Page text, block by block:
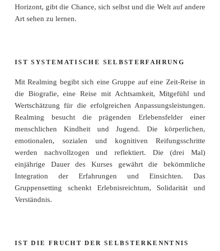
Horizont, gibt die Chance, sich selbst und die Welt auf andere
Art sehen zu lernen.
IST SYSTEMATISCHE SELBSTERFAHRUNG
Mit Realming begibt sich eine Gruppe auf eine Zeit-Reise in
die Biografie, eine Reise mit Achtsamkeit, Mitgefühl und
Wertschätzung für die erfolgreichen Anpassungsleistungen.
Realming besucht die prägenden Erlebensfelder einer
menschlichen Kindheit und Jugend. Die körperlichen,
emotionalen, sozialen und kognitiven Reifungsschritte
werden nachvollzogen und reflektiert. Die (drei Mal)
einjährige Dauer des Kurses gewährt die bekömmliche
Integration der Erfahrungen und Einsichten. Das
Gruppensetting schenkt Erlebnisreichtum, Solidarität und
Verständnis.
IST DIE FRUCHT DER SELBSTERKENNTNIS